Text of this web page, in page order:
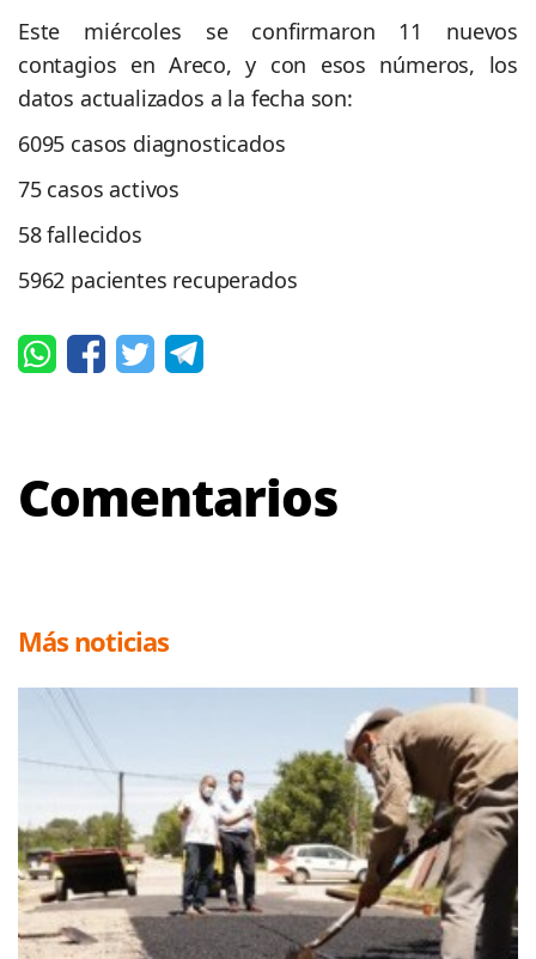
Este miércoles se confirmaron 11 nuevos
contagios en Areco, y con esos números, los
datos actualizados a la fecha son:
6095 casos diagnosticados
75 casos activos
58 fallecidos
5962 pacientes recuperados
Comentarios
Más noticias